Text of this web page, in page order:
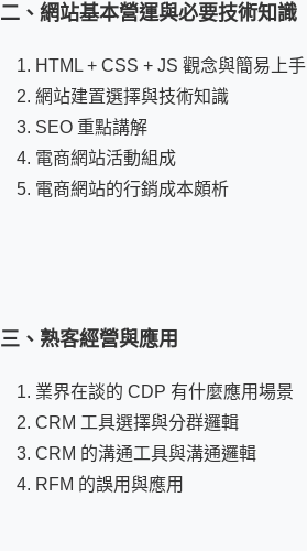
二、網站基本營運與必要技術知識
HTML + CSS + JS 觀念與簡易上手
網站建置選擇與技術知識
SEO 重點講解
電商網站活動組成
電商網站的行銷成本頗析
三、熟客經營與應用
業界在談的 CDP 有什麼應用場景
CRM 工具選擇與分群邏輯
CRM 的溝通工具與溝通邏輯
RFM 的誤用與應用